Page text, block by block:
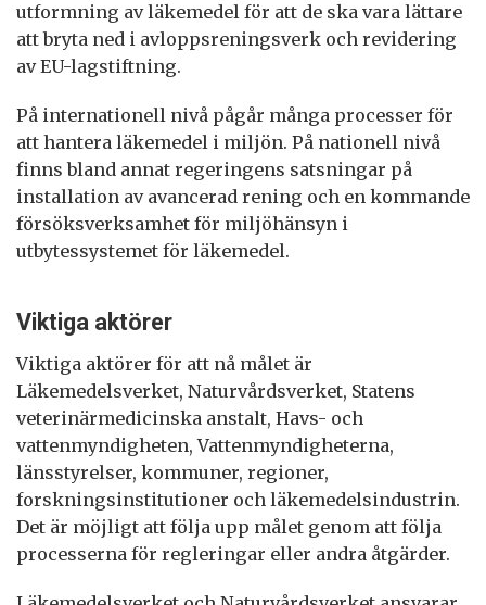
utformning av läkemedel för att de ska vara lättare
att bryta ned i avloppsreningsverk och revidering
av EU-lagstiftning.
På internationell nivå pågår många processer för
att hantera läkemedel i miljön. På nationell nivå
finns bland annat regeringens satsningar på
installation av avancerad rening och en kommande
försöksverksamhet för miljöhänsyn i
utbytessystemet för läkemedel.
Viktiga aktörer
Viktiga aktörer för att nå målet är
Läkemedelsverket, Naturvårdsverket, Statens
veterinärmedicinska anstalt, Havs- och
vattenmyndigheten, Vattenmyndigheterna,
länsstyrelser, kommuner, regioner,
forskningsinstitutioner och läkemedelsindustrin.
Det är möjligt att följa upp målet genom att följa
processerna för regleringar eller andra åtgärder.